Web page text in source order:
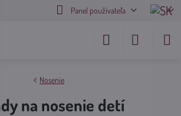
Panel používateľa
Nosenie
na nosenie detí